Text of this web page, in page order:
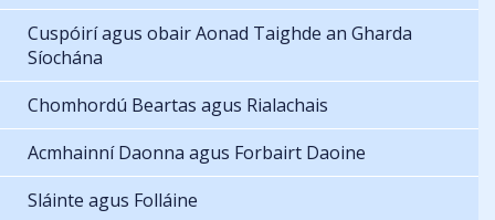
Cuspóirí agus obair Aonad Taighde an Gharda
Síochána
Chomhordú Beartas agus Rialachais
Acmhainní Daonna agus Forbairt Daoine
Sláinte agus Folláine